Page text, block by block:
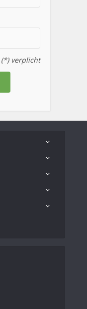
(*) verplicht